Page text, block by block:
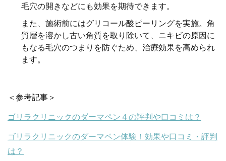
毛穴の開きなどにも効果を期待できます。
また、施術前にはグリコール酸ピーリングを実施。角
質層を溶かし古い角質を取り除いて、ニキビの原因に
もなる毛穴のつまりを防ぐため、治療効果を高められ
ます。
＜参考記事＞
ゴリラクリニックのダーマペン４の評判や口コミは？
ゴリラクリニックのダーマペン体験！効果や口コミ・評判
は？